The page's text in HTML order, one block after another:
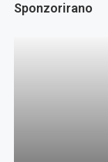
Sponzorirano